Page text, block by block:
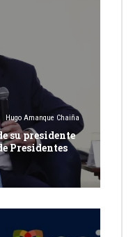
Hugo Amanque Chaiña
su presidente
Presidentes